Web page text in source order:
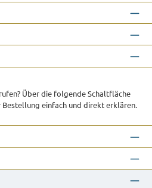
Über die folgende Schaltfläche
einfach und direkt erklären.